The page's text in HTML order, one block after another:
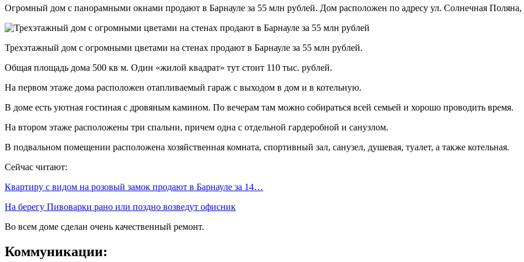
Огромный дом с панорамными окнами продают в Барнауле за 55 млн рублей. Дом расположен по адресу ул. Солнечная Поляна,
Трехэтажный дом с огромными цветами на стенах продают в Барнауле за 55 млн рублей.
Общая площадь дома 500 кв м. Один «жилой квадрат» тут стоит 110 тыс. рублей.
На первом этаже дома расположен отапливаемый гараж с выходом в дом и в котельную.
В доме есть уютная гостиная с дровяным камином. По вечерам там можно собираться всей семьей и хорошо проводить время.
На втором этаже расположены три спальни, причем одна с отдельной гардеробной и санузлом.
В подвальном помещении расположена хозяйственная комната, спортивный зал, санузел, душевая, туалет, а также котельная.
Сейчас читают:
Квартиру с видом на розовый замок продают в Барнауле за 14…
На берегу Пивоварки рано или поздно возведут офисник
Во всем доме сделан очень качественный ремонт.
Коммуникации: